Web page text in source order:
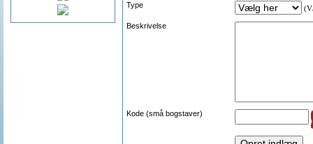
Type
Beskrivelse
Kode (små bogstaver)